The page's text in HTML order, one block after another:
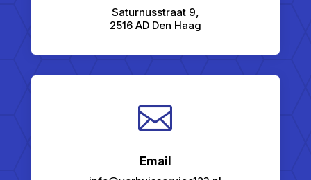
Saturnusstraat 9,
2516 AD Den Haag

Email